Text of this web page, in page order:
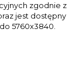
zgodnie z
jest dostępny
5760x3840.